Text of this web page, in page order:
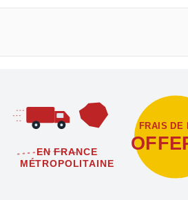
EN FRANCE
MÉTROPOLITAINE
FRAIS DE